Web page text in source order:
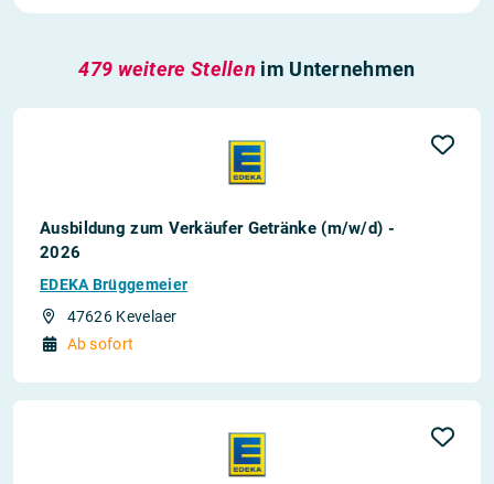
479 weitere Stellen im Unternehmen
Ausbildung zum Verkäufer Getränke (m/w/d) -
2026
EDEKA Brüggemeier
47626 Kevelaer
Ab sofort